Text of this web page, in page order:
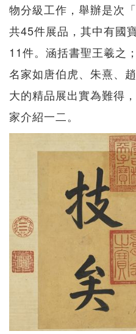
物分級工作，舉辦是次
共45件展品，其中有國
11件。涵括書聖王羲之
名家如唐伯虎、朱熹、
大的精品展出實為難得
家介紹一二。